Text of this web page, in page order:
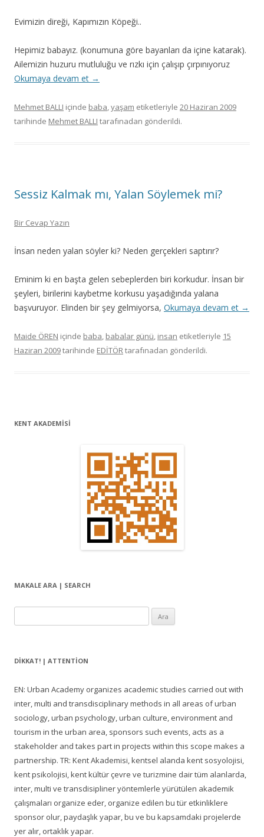
Evimizin direği, Kapımızın Köpeği..
Hepimiz babayız. (konumuna göre bayanları da içine katarak).
Ailemizin huzuru mutluluğu ve rızkı için çalışıp çırpınıyoruz
Okumaya devam et →
Mehmet BALLI içinde baba,yaşam etiketleriyle 20 Haziran 2009
tarihinde Mehmet BALLI tarafınadan gönderildi.
Sessiz Kalmak mı, Yalan Söylemek mi?
Bir Cevap Yazın
İnsan neden yalan söyler ki? Neden gerçekleri saptırır?
Eminim ki en başta gelen sebeplerden biri korkudur. İnsan bir
şeyleri, birilerini kaybetme korkusu yaşadığında yalana
başvuruyor. Elinden bir şey gelmiyorsa, Okumaya devam et →
Maide ÖREN içinde baba, babalar günü, insan etiketleriyle 15
Haziran 2009tarihinde EDİTÖRtarafınadan gönderildi.
KENT AKADEMİSİ
MAKALE ARA | SEARCH
DIKKAT! | ATTENTION
EN: Urban Academy organizes academic studies carried out with
inter, multi and transdisciplinary methods in all areas of urban
sociology, urban psychology, urban culture, environment and
tourism in the urban area, sponsors such events, acts as a
stakeholder and takes part in projects within this scope makes a
partnership. TR: Kent Akademisi, kentsel alanda kent sosyolojisi,
kent psikolojisi, kent kültür çevre ve turizmine dair tüm alanlarda,
inter, multi ve transdisipliner yöntemlerle yürütülen akademik
çalışmaları organize eder, organize edilen bu tür etkinliklere
sponsor olur, paydaşlık yapar, bu ve bu kapsamdaki projelerde
yer alır, ortaklık yapar.